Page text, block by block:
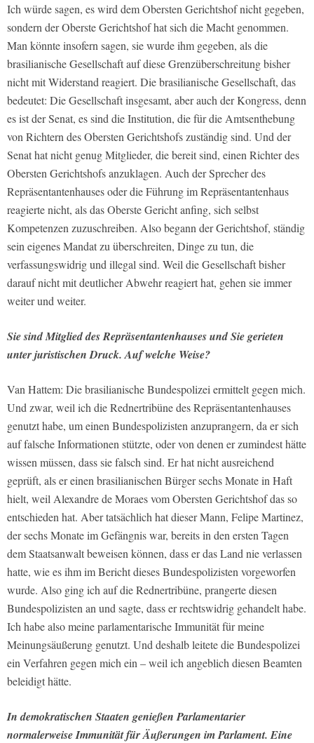
Ich würde sagen, es wird dem Obersten Gerichtshof nicht gegeben,
sondern der Oberste Gerichtshof hat sich die Macht genommen.
Man könnte insofern sagen, sie wurde ihm gegeben, als die
brasilianische Gesellschaft auf diese Grenzüberschreitung bisher
nicht mit Widerstand reagiert. Die brasilianische Gesellschaft, das
bedeutet: Die Gesellschaft insgesamt, aber auch der Kongress, denn
es ist der Senat, es sind die Institution, die für die Amtsenthebung
von Richtern des Obersten Gerichtshofs zuständig sind. Und der
Senat hat nicht genug Mitglieder, die bereit sind, einen Richter des
Obersten Gerichtshofs anzuklagen. Auch der Sprecher des
Repräsentantenhauses oder die Führung im Repräsentantenhaus
reagierte nicht, als das Oberste Gericht anfing, sich selbst
Kompetenzen zuzuschreiben. Also begann der Gerichtshof, ständig
sein eigenes Mandat zu überschreiten, Dinge zu tun, die
verfassungswidrig und illegal sind. Weil die Gesellschaft bisher
darauf nicht mit deutlicher Abwehr reagiert hat, gehen sie immer
weiter und weiter.
Sie sind Mitglied des Repräsentantenhauses und Sie gerieten
unter juristischen Druck. Auf welche Weise?
Van Hattem: Die brasilianische Bundespolizei ermittelt gegen mich.
Und zwar, weil ich die Rednertribüne des Repräsentantenhauses
genutzt habe, um einen Bundespolizisten anzuprangern, da er sich
auf falsche Informationen stützte, oder von denen er zumindest hätte
wissen müssen, dass sie falsch sind. Er hat nicht ausreichend
geprüft, als er einen brasilianischen Bürger sechs Monate in Haft
hielt, weil Alexandre de Moraes vom Obersten Gerichtshof das so
entschieden hat. Aber tatsächlich hat dieser Mann, Felipe Martinez,
der sechs Monate im Gefängnis war, bereits in den ersten Tagen
dem Staatsanwalt beweisen können, dass er das Land nie verlassen
hatte, wie es ihm im Bericht dieses Bundespolizisten vorgeworfen
wurde. Also ging ich auf die Rednertribüne, prangerte diesen
Bundespolizisten an und sagte, dass er rechtswidrig gehandelt habe.
Ich habe also meine parlamentarische Immunität für meine
Meinungsäußerung genutzt. Und deshalb leitete die Bundespolizei
ein Verfahren gegen mich ein – weil ich angeblich diesen Beamten
beleidigt hätte.
In demokratischen Staaten genießen Parlamentarier
normalerweise Immunität für Äußerungen im Parlament. Eine